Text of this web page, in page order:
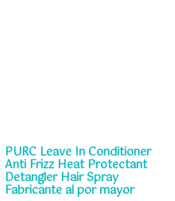
PURC Leave In Conditioner
Anti Frizz Heat Protectant
Detangler Hair Spray
Fabricante al por mayor